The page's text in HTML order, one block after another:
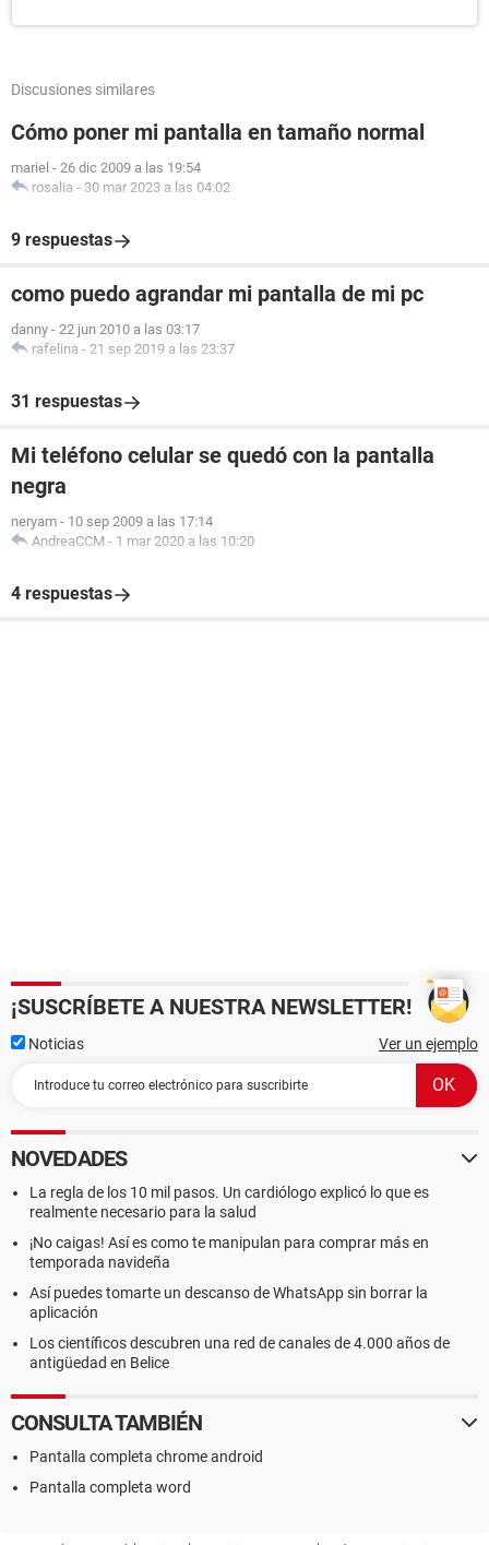
Discusiones similares
Cómo poner mi pantalla en tamaño normal
mariel - 26 dic 2009 a las 19:54
rosalia - 30 mar 2023 a las 04:02
9 respuestas
como puedo agrandar mi pantalla de mi pc
danny - 22 jun 2010 a las 03:17
rafelina - 21 sep 2019 a las 23:37
31 respuestas
Mi teléfono celular se quedó con la pantalla
negra
neryam - 10 sep 2009 a las 17:14
AndreaCCM - 1 mar 2020 a las 10:20
4 respuestas
¡SUSCRÍBETE A NUESTRA NEWSLETTER!
Noticias Ver un ejemplo
NOVEDADES
La regla de los 10 mil pasos. Un cardiólogo explicó lo que es
realmente necesario para la salud
¡No caigas! Así es como te manipulan para comprar más en
temporada navideña
Así puedes tomarte un descanso de WhatsApp sin borrar la
aplicación
Los científicos descubren una red de canales de 4.000 años de
antigüedad en Belice
CONSULTA TAMBIÉN
Pantalla completa chrome android
Pantalla completa word